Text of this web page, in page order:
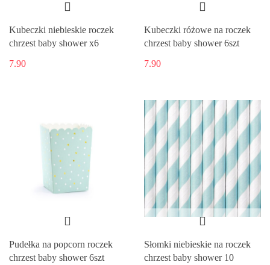
Kubeczki niebieskie roczek
chrzest baby shower x6
7.90
Kubeczki różowe na roczek
chrzest baby shower 6szt
7.90
Pudełka na popcorn roczek
chrzest baby shower 6szt
Słomki niebieskie na roczek
chrzest baby shower 10